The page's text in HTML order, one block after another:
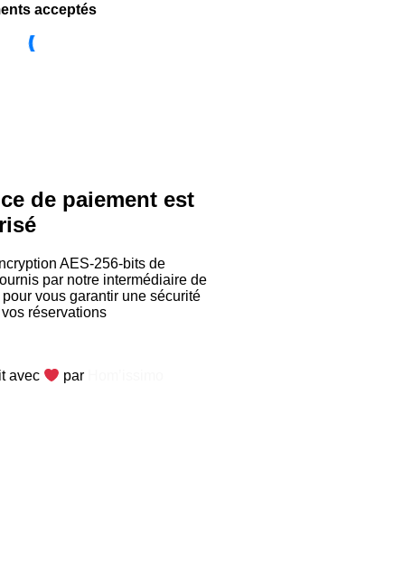
acceptés
de paiement est
AES-256-bits de
par notre intermédiaire de
vous garantir une sécurité
réservations
avec
par